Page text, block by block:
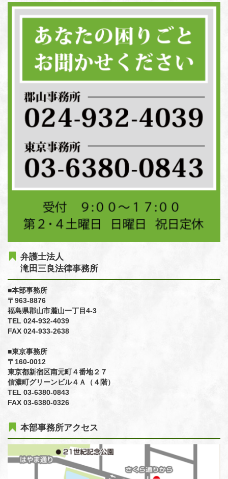
弁護士法人
滝田三良法律事務所
■本部事務所
〒963-8876
福島県郡山市麓山一丁目4-3
TEL 024-932-4039
FAX 024-933-2638
■東京事務所
〒160-0012
東京都新宿区南元町４番地２７
信濃町グリーンビル４Ａ（４階）
TEL 03-6380-0843
FAX 03-6380-0326
本部事務所アクセス